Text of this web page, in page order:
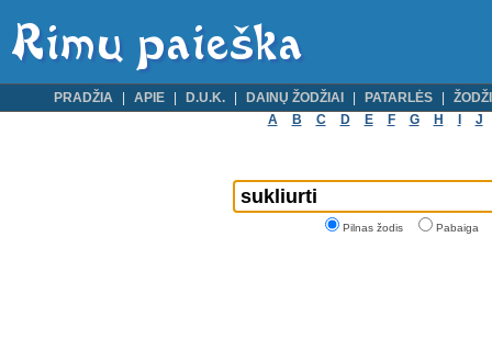
PRADŽIA APIE D.U.K. DAINŲ ŽODŽIAI PATARLĖS
A
B C D E F G H J
Pilnas žodis Pabaiga